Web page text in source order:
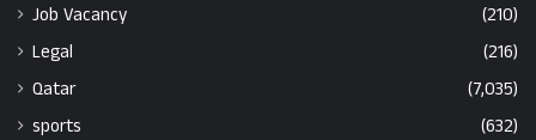
Job Vacancy
(210)
Legal
(216)
Qatar
(7,035)
sports
(632)